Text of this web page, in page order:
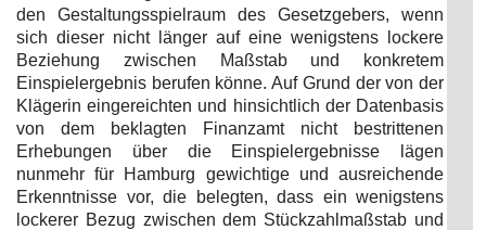
den Gestaltungsspielraum des Gesetzgebers, wenn
sich dieser nicht länger auf eine wenigstens lockere
Beziehung zwischen Maßstab und konkretem
Einspielergebnis berufen könne. Auf Grund der von der
Klägerin eingereichten und hinsichtlich der Datenbasis
von dem beklagten Finanzamt nicht bestrittenen
Erhebungen über die Einspielergebnisse lägen
nunmehr für Hamburg gewichtige und ausreichende
Erkenntnisse vor, die belegten, dass ein wenigstens
lockerer Bezug zwischen dem Stückzahlmaßstab und